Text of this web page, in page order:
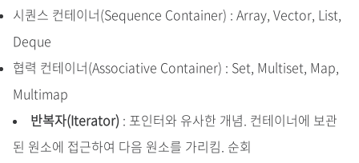
시퀀스 컨테이너(Sequence Container) : Array, Vector, List,
Deque
협력 컨테이너(Associative Container) : Set, Multiset, Map,
Multimap
반복자(Iterator) : 포인터와 유사한 개념. 컨테이너에 보관
된 원소에 접근하여 다음 원소를 가리킴. 순회